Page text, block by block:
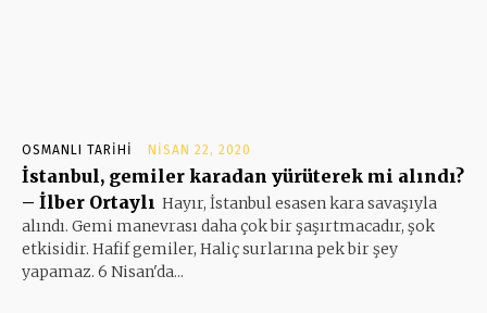
OSMANLI TARIHI NISAN 22, 2020
İstanbul, gemiler karadan yürüterek mi alındı?
– İlber Ortaylı Hayır, İstanbul esasen kara savaşıyla
alındı. Gemi manevrası daha çok bir şaşırtmacadır, şok
etkisidir. Hafif gemiler, Haliç surlarına pek bir şey
yapamaz. 6 Nisan'da...